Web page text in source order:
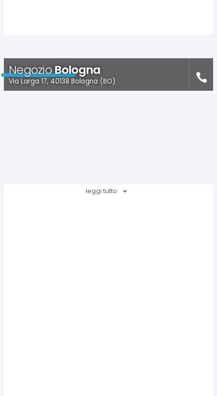
NegozioBologna
Via Larga 17, 40138 Bologna (BO)
leggi tutto